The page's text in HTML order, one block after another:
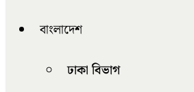
বাংলাদেশ
ঢাকা বিভাগ